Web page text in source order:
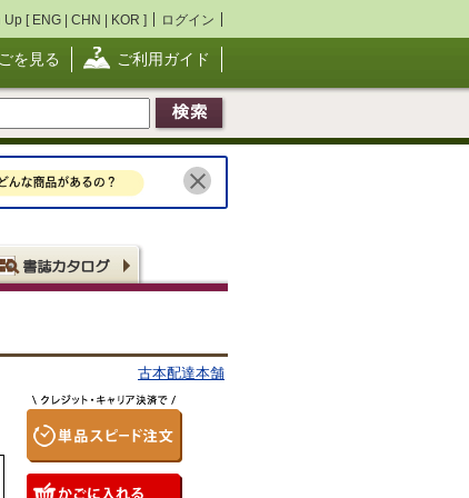
Up [ ENG | CHN | KOR ] ログイン
を見る ご利用ガイド
古本配達本舗